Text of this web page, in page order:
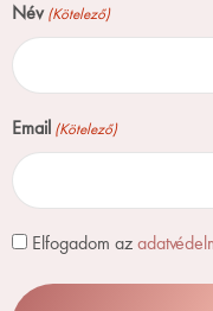
Név (Kötelező)
Email (Kötelező)
Consent
Elfogadom az